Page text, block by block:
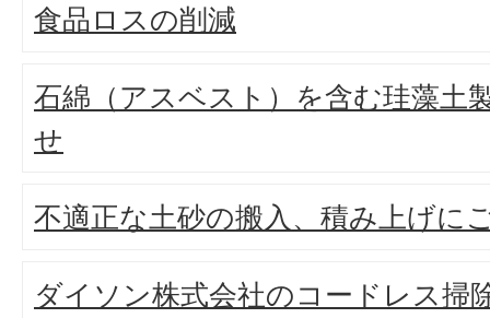
食品ロスの削減
石綿（アスベスト）を含む珪藻土
せ
不適正な土砂の搬入、積み上げに
ダイソン株式会社のコードレス掃